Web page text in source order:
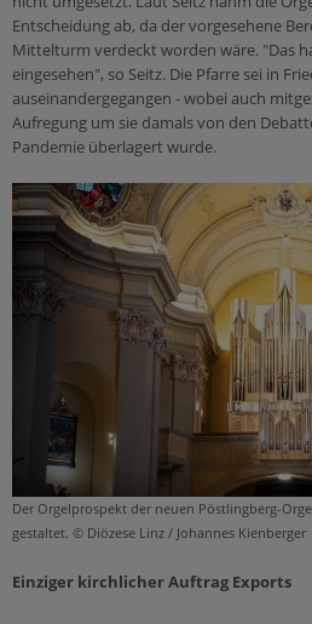
Entscheidung ab, da der vorgesehene
Mittelturm verdeckt worden wäre. "Das
eingesehen", so Seitz. Die Pfarre sei in
auseinandergegangen - wobei auch
Aufregung um sie damals von den
Pandemie überlagert wurde.
Der Orgelprospekt der neuen Pöstlingberg-
gestaltet. © Diözese Linz / Johannes Kienberger
Einziger kirchlicher Auftrag Exports